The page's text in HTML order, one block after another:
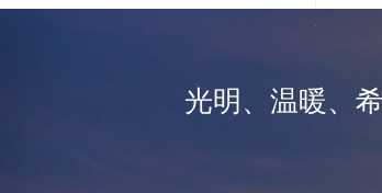
光明、温暖、